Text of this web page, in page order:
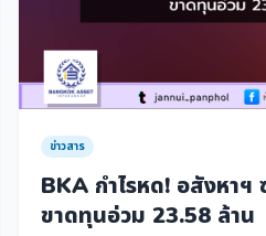
ข่าวสาร
BKA กำไรหด! อสังหาฯ
ขาดทุนอ่วม 23.58 ล้าน